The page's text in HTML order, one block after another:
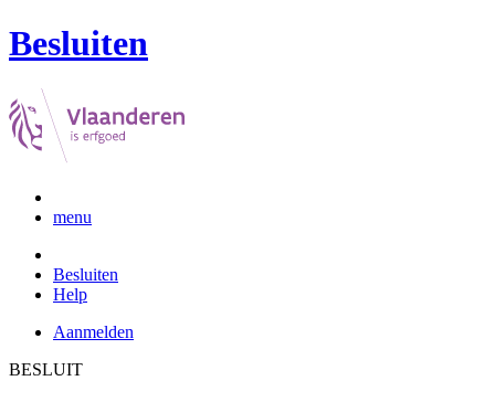
Besluiten
menu
Besluiten
Help
Aanmelden
BESLUIT